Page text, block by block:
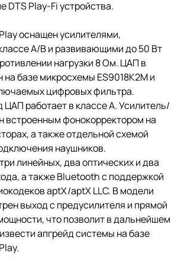
Play-Fi устройства.
оснащен усилителями,
A/B и развивающими до 50 Вт
нагрузки 8 Ом. ЦАП в
базе микросхемы ES9018K2M и
цифровых фильтра.
ЦАП работает в классе A. Усилитель/
встроенным фонокорректором на
а также отдельной схемой
наушников.
линейных, два оптических и два
а также Bluetooth с поддержкой
aptX/aptX LLC. В модели
выход с предусилителя и прямой
что позволит в дальнейшем
апгрейд системы на базе